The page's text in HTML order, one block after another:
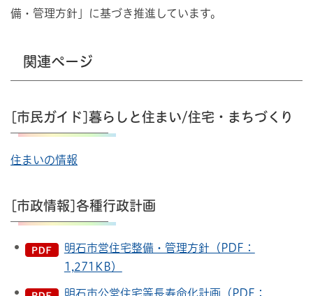
備・管理方針」に基づき推進しています。
関連ページ
[市民ガイド]暮らしと住まい/住宅・まちづくり
住まいの情報
[市政情報]各種行政計画
明石市営住宅整備・管理方針（PDF：
1,271KB）
明石市公営住宅等長寿命化計画（PDF：